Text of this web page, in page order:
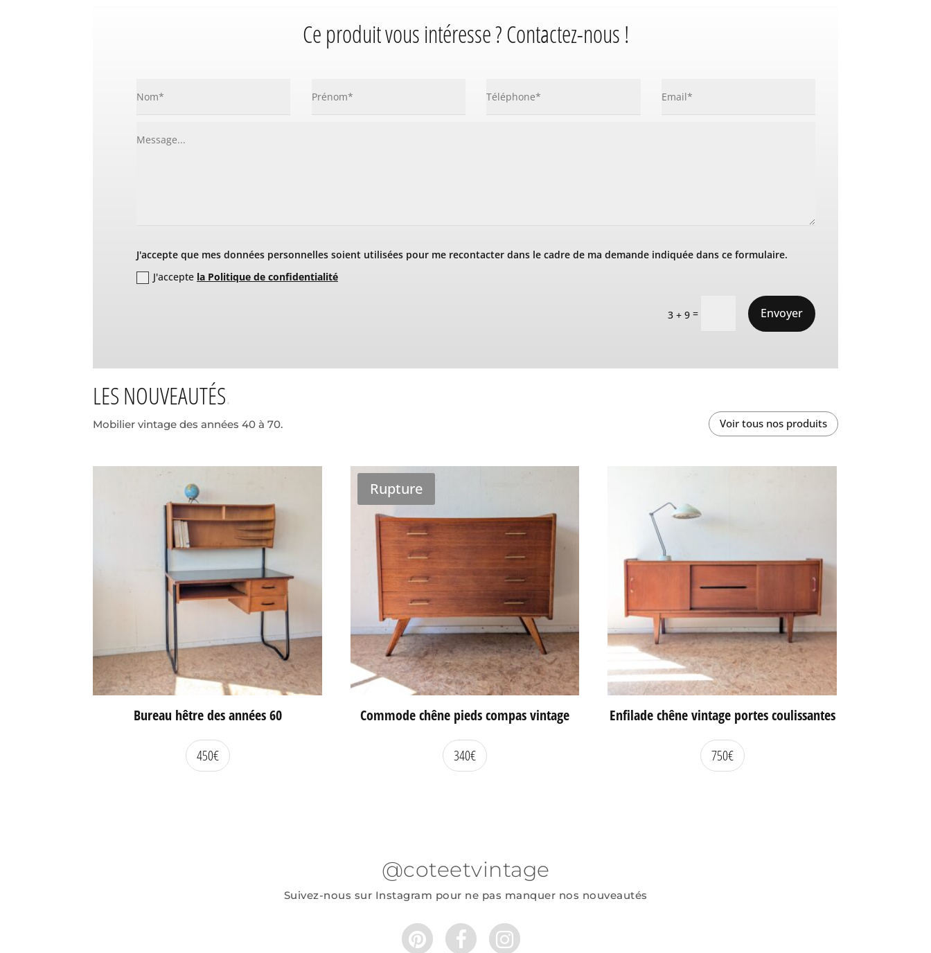
Ce produit vous intéresse ? Contactez-nous !
J'accepte que mes données personnelles soient utilisées pour me recontacter dans le cadre de ma demande indiquée dans ce formulaire.
J'accepte la Politique de confidentialité
3 + 9 = Envoyer
LES NOUVEAUTÉS
Mobilier vintage des années 40 à 70. Voir tous nos produits
Bureau hêtre des années 60
450€
Rupture
Commode chêne pieds compas vintage
340€
Enfilade chêne vintage portes coulissantes
750€
@coteetvintage
Suivez-nous sur Instagram pour ne pas manquer nos nouveautés